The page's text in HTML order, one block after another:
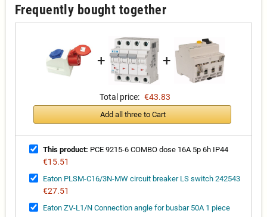
Frequently bought together
+ +
Total price: €43.83
Add all three to Cart
This product: PCE 9215-6 COMBO dose 16A 5p 6h IP44
€15.51
Eaton PLSM-C16/3N-MW circuit breaker LS switch 242543
€27.51
Eaton ZV-L1/N Connection angle for busbar 50A 1 piece